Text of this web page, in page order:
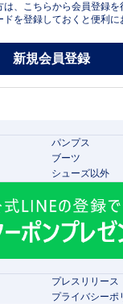
、こちらから会員登録を
ドを登録しておくと便利に
パンプス
ブーツ
シューズ以外
プレスリリース
プライバシーポ